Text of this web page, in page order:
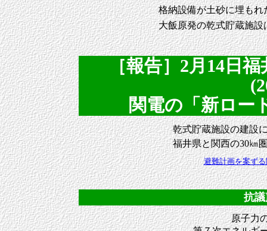
格納設備が土砂に埋もれ
大飯原発の乾式貯蔵施設
［報告］2月14日
関電の「新ロー
乾式貯蔵施設の建設
福井県と関西の30㎞
避難計画を案ず
抗議
原子力の